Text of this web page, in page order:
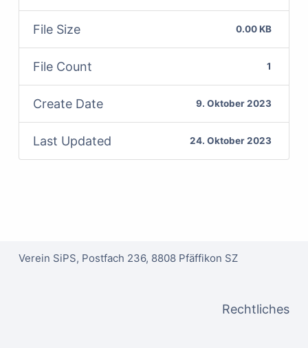
File Size 0.00 KB
File Count 1
Create Date 9. Oktober 2023
Last Updated 24. Oktober 2023
Verein SiPS, Postfach 236, 8808 Pfäffikon SZ
Rechtliches